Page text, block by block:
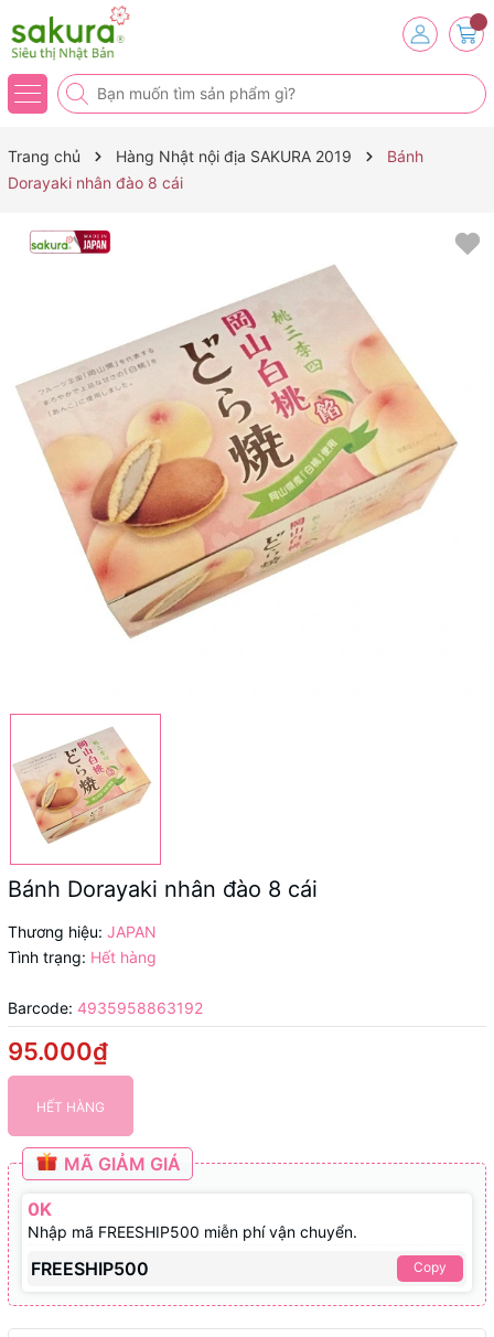
Trang chủ Hàng Nhật nội địa SAKURA 2019
Bánh
Dorayaki nhân đào 8 cái
Bánh Dorayaki nhân đào 8 cái
Thương hiệu: JAPAN
Tình trạng: Hết hàng
Barcode: 4935958863192
95.000₫
HẾT HÀNG
MÃ GIẢM GIÁ
0K
Nhập mã FREESHIP500 miễn phí vận chuyển.
FREESHIP500 Copy